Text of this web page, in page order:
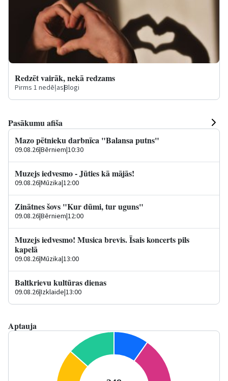
Redzēt vairāk, nekā redzams
Pirms 1 nedēļas|Blogi
Pasākumu afiša
Mazo pētnieku darbnīca "Balansa putns"
09.08.26|Bērniem|10:30
Muzejs iedvesmo - Jūties kā mājās!
09.08.26|Mūzika|12:00
Zinātnes šovs "Kur dūmi, tur uguns"
09.08.26|Bērniem|12:00
Muzejs iedvesmo! Musica brevis. Īsais koncerts pils
kapelā
09.08.26|Mūzika|13:00
Baltkrievu kultūras dienas
09.08.26|Izklaide|13:00
Aptauja